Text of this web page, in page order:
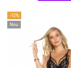
-12%
Nou